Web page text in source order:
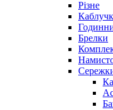
Різне
Брелки